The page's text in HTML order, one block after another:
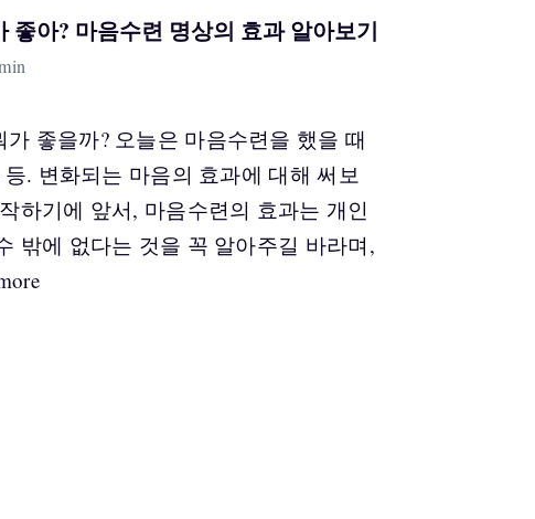
좋아? 마음수련 명상의 효과 알아보기
좋을까? 오늘은 마음수련을 했을 때
. 변화되는 마음의 효과에 대해 써보
하기에 앞서, 마음수련의 효과는 개인
밖에 없다는 것을 꼭 알아주길 바라며,